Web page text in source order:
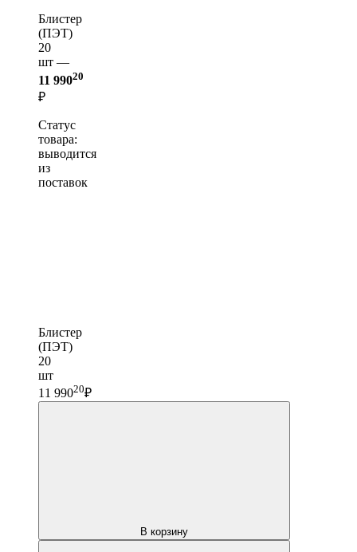
Блистер
(ПЭТ)
20
шт —
11 99020
₽
Статус
товара:
выводится
из
поставок
Блистер
(ПЭТ)
20
шт
11 99020₽
В корзину